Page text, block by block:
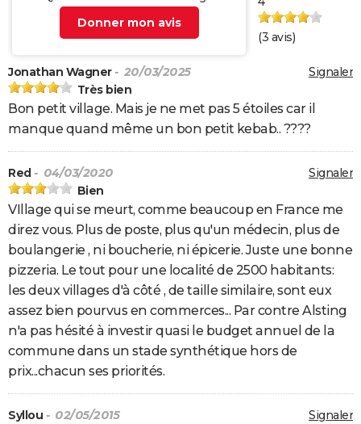
Donner mon avis
(3 avis)
Signaler
Jonathan Wagner- 20/03/2025
Très bien
Bon petit village. Mais je ne met pas 5 étoiles car il
manque quand même un bon petit kebab.. ????
Signaler
Red - 04/03/2020
Bien
VIllage qui se meurt, comme beaucoup en France me
direz vous. Plus de poste, plus qu'un médecin, plus de
boulangerie , ni boucherie, ni épicerie. Juste une bonne
pizzeria. Le tout pour une localité de 2500 habitants:
les deux villages d'à côté , de taille similaire, sont eux
assez bien pourvus en commerces... Par contre Alsting
n'a pas hésité à investir quasi le budget annuel de la
commune dans un stade synthétique hors de
prix...chacun ses priorités.
Signaler
Syllou - 02/05/2015